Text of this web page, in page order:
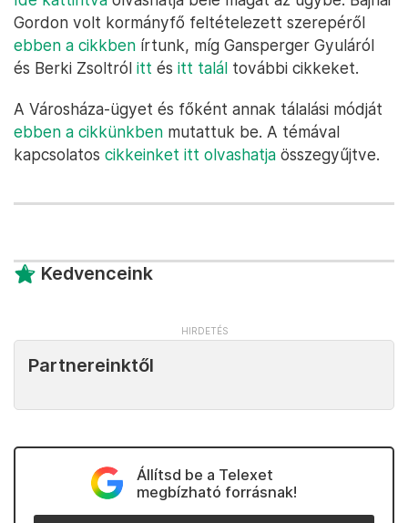
Gordon volt kormányfő feltételezett szerepéről
ebben a cikkben írtunk, míg Gansperger Gyuláról
és Berki Zsoltról itt és itt talál további cikkeket.
A Városháza-ügyet és főként annak tálalási módját
ebben a cikkünkben mutattuk be. A témával
kapcsolatos cikkeinket itt olvashatja összegyűjtve.
Kedvenceink
Partnereinktől
Állítsd be a Telexet
megbízható forrásnak!